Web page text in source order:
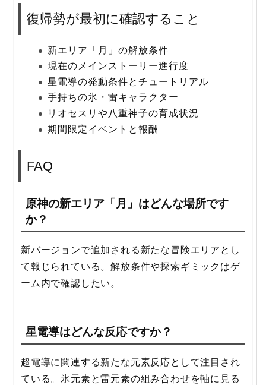
復帰勢が最初に確認すること
新エリア「月」の解放条件
現在のメインストーリー進行度
星電導の発動条件とチュートリアル
手持ちの氷・雷キャラクター
リオセスリや八重神子の育成状況
期間限定イベントと報酬
FAQ
原神の新エリア「月」はどんな場所です
か？
新バージョンで追加される新たな冒険エリアとし
て報じられている。解放条件や探索ギミックはゲ
ーム内で確認したい。
星電導はどんな反応ですか？
超電導に関連する新たな元素反応として注目され
ている。氷元素と雷元素の組み合わせを軸に見る